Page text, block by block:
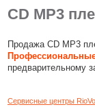
CD MP3
Продажа CD MP3
предварительному
Сервисные центры